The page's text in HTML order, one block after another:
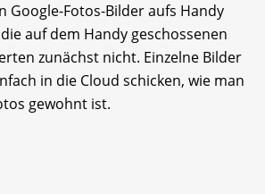
Google-Fotos-Bilder aufs Handy
auf dem Handy geschossenen
zunächst nicht. Einzelne Bilder
in die Cloud schicken, wie man
gewohnt ist.